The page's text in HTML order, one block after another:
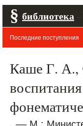
§ библиотека
Последние поступления
Каше Г. А.,